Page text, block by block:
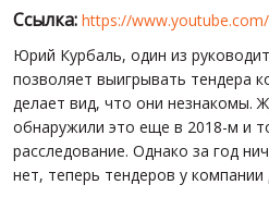
Ссылка: https://www.youtube.com/
Юрий Курбаль, один из
позволяет выигрывать тендера
делает вид, что они незнакомы.
обнаружили это еще в 2018-м и
расследование. Однако за год
нет, теперь тендеров у